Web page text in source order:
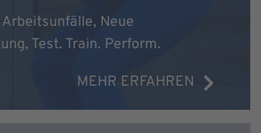
Neue
Test. Train. Perform.
MEHR ERFAHREN